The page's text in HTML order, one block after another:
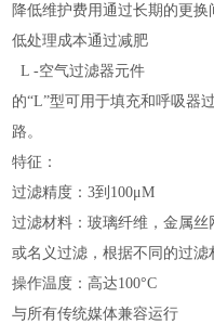
降低维护费用通过长期的更换
低处理成本通过减肥
L -空气过滤器元件
的“L”型可用于填充和呼吸器
路。
特征：
过滤精度：3到100μM
过滤材料：玻璃纤维，金属丝
或名义过滤，根据不同的过滤
操作温度：高达100°C
与所有传统媒体兼容运行